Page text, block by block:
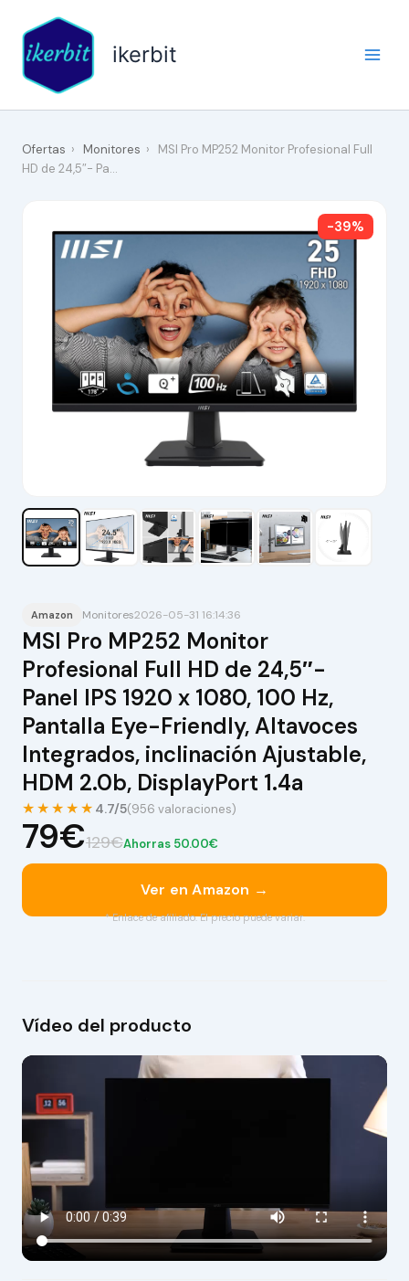
contenido
ikerbit
Ofertas › Monitores ›
MSI Pro MP252 Monitor Profesional Full
HD de 24,5″- Pa…
-39%
Amazon Monitores2026-05-31 16:14:36
MSI Pro MP252 Monitor
Profesional Full HD de 24,5″-
Panel IPS 1920 x 1080, 100 Hz,
Pantalla Eye-Friendly, Altavoces
Integrados, inclinación Ajustable,
HDM 2.0b, DisplayPort 1.4a
★★★★★ 4.7/5(956 valoraciones)
79€129€Ahorras 50.00€
Ver en Amazon →
* Enlace de afiliado. El precio puede variar.
Vídeo del producto